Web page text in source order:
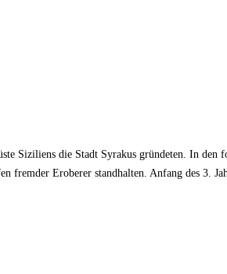
Siziliens die Stadt Syrakus gründeten. In
Eroberer standhalten. Anfang des 3.